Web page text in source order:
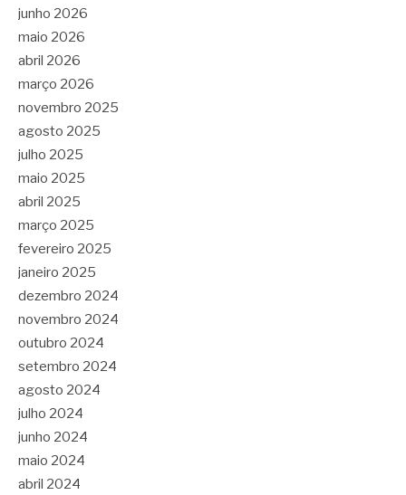
junho 2026
maio 2026
abril 2026
março 2026
novembro 2025
agosto 2025
julho 2025
maio 2025
abril 2025
março 2025
fevereiro 2025
janeiro 2025
dezembro 2024
novembro 2024
outubro 2024
setembro 2024
agosto 2024
julho 2024
junho 2024
maio 2024
abril 2024